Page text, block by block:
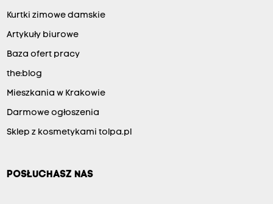
Kurtki zimowe damskie
Artykuły biurowe
Baza ofert pracy
the:blog
Mieszkania w Krakowie
Darmowe ogłoszenia
Sklep z kosmetykami tolpa.pl
POSŁUCHASZ NAS